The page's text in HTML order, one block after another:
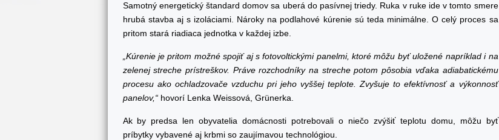
Samotný energetický štandard domov sa uberá do pasívnej triedy. Ruka v ruke ide v tomto smere
hrubá stavba aj s izoláciami. Nároky na podlahové kúrenie sú teda minimálne. O celý proces sa
pritom stará riadiaca jednotka v každej izbe.
„Kúrenie je pritom možné spojiť aj s fotovoltickými panelmi, ktoré môžu byť uložené napríklad i na
zelenej streche prístreškov. Práve rozchodníky na streche potom pôsobia vďaka adiabatickému
procesu ako ochladzovače vzduchu pri jeho vyššej teplote. Zvyšuje to efektívnosť a výkonnosť
panelov,“hovorí Lenka Weissová, Grünerka.
Ak by predsa len obyvatelia domácnosti potrebovali o niečo zvýšiť teplotu domu, môžu byť
príbytky vybavené aj krbmi so zaujímavou technológiou.